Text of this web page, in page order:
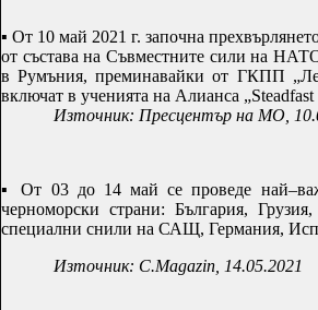
▪ От 10 май 2021 г. започна
от състава на Съвместните сили на
в Румъния, преминавайки от ГКПП
включат в ученията на Алианса „
Източник: Пресцентър на МО,
▪ От 03 до 14 май се проведе
черноморски страни: България,
специални снили на САЩ, Германия,
Източник: C.Magazin , 14.05.2021